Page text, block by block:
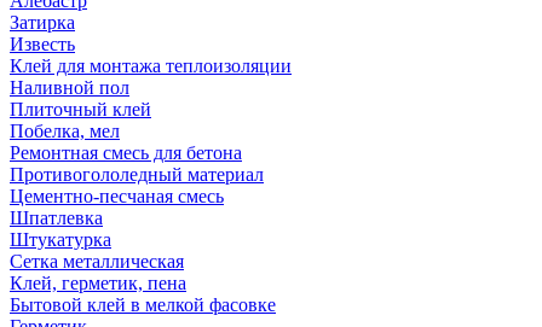
Затирка
Известь
Клей для монтажа теплоизоляции
Наливной пол
Плиточный клей
Побелка, мел
Ремонтная смесь для бетона
Противогололедный материал
Цементно-песчаная смесь
Шпатлевка
Штукатурка
Сетка металлическая
Клей, герметик, пена
Бытовой клей в мелкой фасовке